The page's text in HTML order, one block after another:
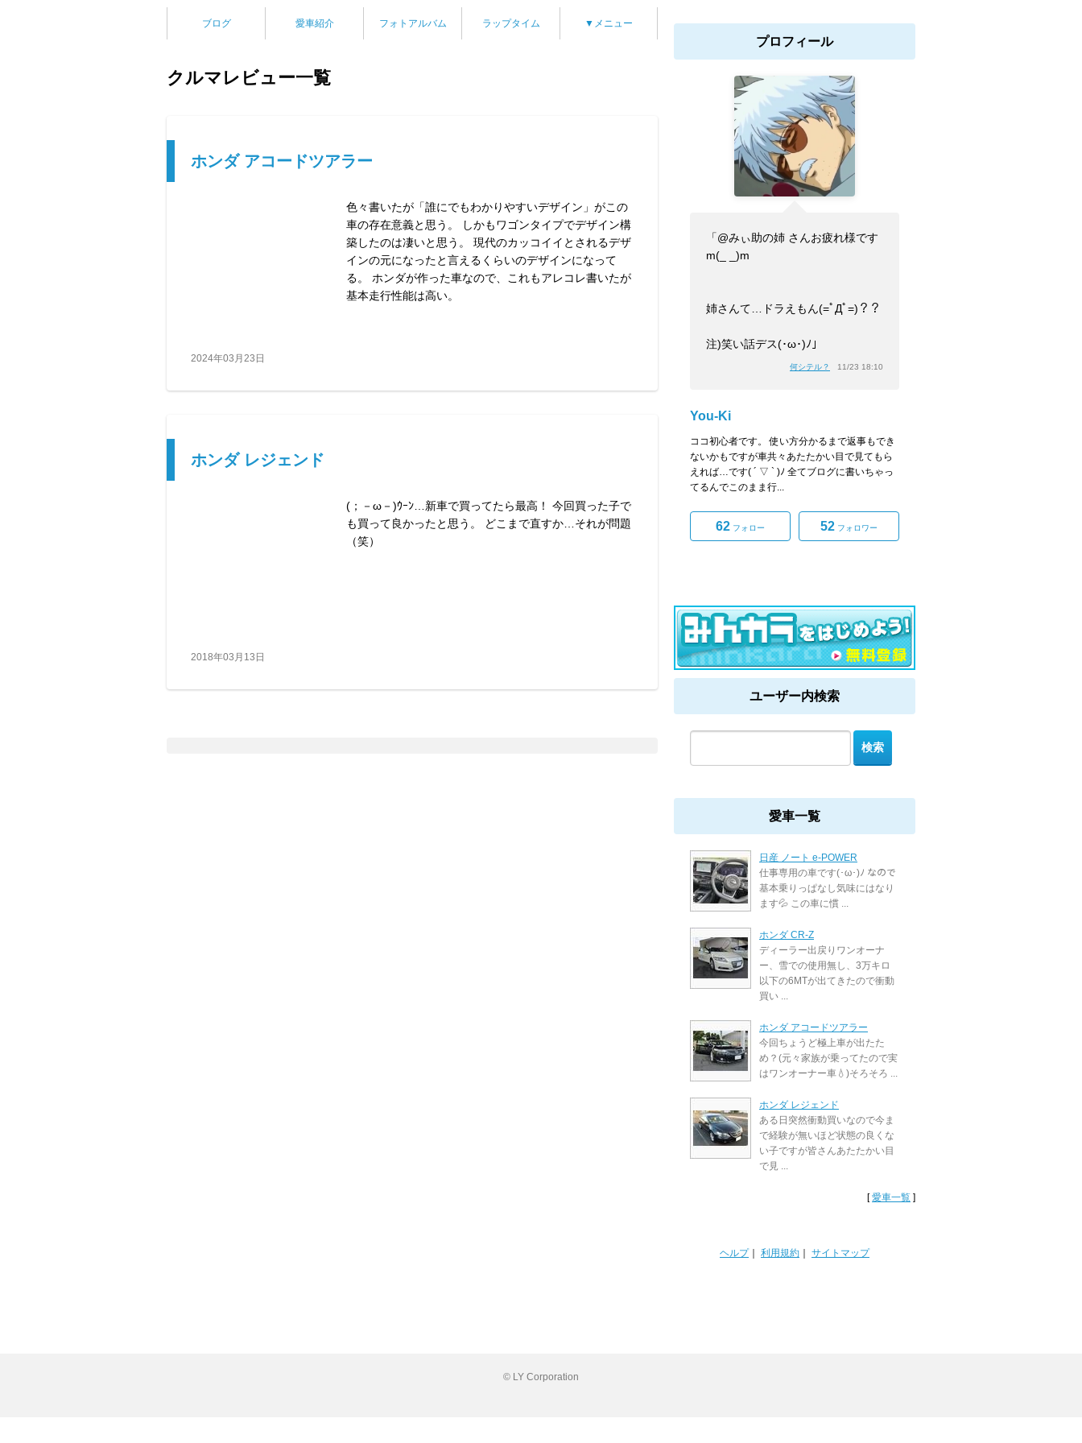
ブログ 愛車紹介 フォトアルバム ラップタイム ▼メニュー
クルマレビュー一覧
ホンダ アコードツアラー
色々書いたが「誰にでもわかりやすいデザイン」がこの
車の存在意義と思う。 しかもワゴンタイプでデザイン構
築したのは凄いと思う。 現代のカッコイイとされるデザ
インの元になったと言えるくらいのデザインになって
る。 ホンダが作った車なので、これもアレコレ書いたが
基本走行性能は高い。
2024年03月23日
ホンダ レジェンド
(；－ω－)ｳｰﾝ…新車で買ってたら最高！ 今回買った子で
も買って良かったと思う。 どこまで直すか…それが問題
（笑）
2018年03月13日
プロフィール
「@みぃ助の姉 さんお疲れ様です
m(_ _)m
姉さんて…ドラえもん(=ﾟДﾟ=)？？
注)笑い話デス(･ω･)ﾉ」
何シテル？ 11/23 18:10
You-Ki
ココ初心者です。 使い方分かるまで返事もでき
ないかもですが車共々あたたかい目で見てもら
えれば…です( ´ ▽ ` )ﾉ 全てブログに書いちゃっ
てるんでこのまま行...
62 フォロー 52 フォロワー
ユーザー内検索
愛車一覧
日産 ノート e-POWER
仕事専用の車です(･ω･)ﾉ なので
基本乗りっぱなし気味にはなり
ます💦 この車に慣 ...
ホンダ CR-Z
ディーラー出戻りワンオーナ
ー、雪での使用無し、3万キロ
以下の6MTが出てきたので衝動
買い ...
ホンダ アコードツアラー
今回ちょうど極上車が出たた
め？(元々家族が乗ってたので実
はワンオーナー車💧‬)そろそろ ...
ホンダ レジェンド
ある日突然衝動買いなので今ま
で経験が無いほど状態の良くな
い子ですが皆さんあたたかい目
で見 ...
[愛車一覧 ]
ヘルプ｜ 利用規約 サイトマップ
© LY Corporation